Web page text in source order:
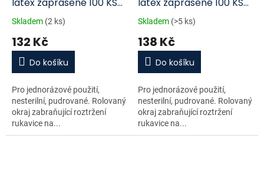
VEL.S
Skladem (2 ks)
132 Kč
Do košíku
Pro jednorázové použití,
nesterilní, pudrované. Rolovaný
okraj zabraňující roztržení
rukavice na...
VEL.L
Skladem (>5 ks)
138 Kč
Do košíku
Pro jednorázové použití,
nesterilní, pudrované. Rolovaný
okraj zabraňující roztržení
rukavice na...